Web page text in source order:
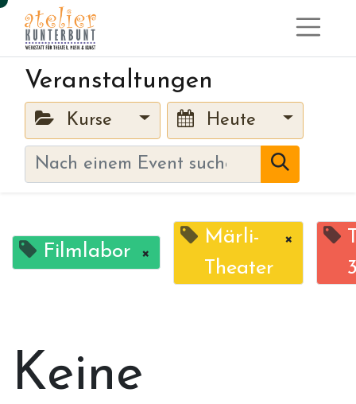
Veranstaltungen
Kurse Heute
Filmlabor ×
Märli-
Theater
×
Keine